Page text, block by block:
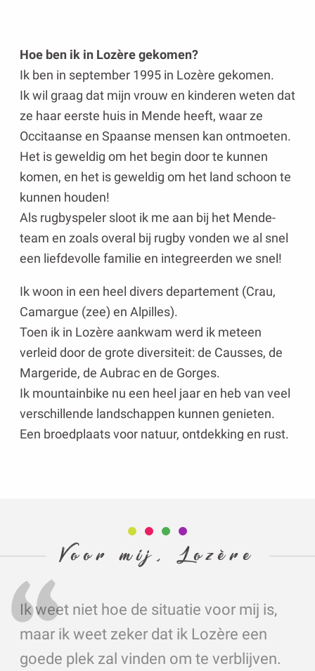
Hoe ben ik in Lozère gekomen?
Ik ben in september 1995 in Lozère gekomen.
Ik wil graag dat mijn vrouw en kinderen weten dat
ze haar eerste huis in Mende heeft, waar ze
Occitaanse en Spaanse mensen kan ontmoeten.
Het is geweldig om het begin door te kunnen
komen, en het is geweldig om het land schoon te
kunnen houden!
Als rugbyspeler sloot ik me aan bij het Mende-
team en zoals overal bij rugby vonden we al snel
een liefdevolle familie en integreerden we snel!
Ik woon in een heel divers departement (Crau,
Camargue (zee) en Alpilles).
Toen ik in Lozère aankwam werd ik meteen
verleid door de grote diversiteit: de Causses, de
Margeride, de Aubrac en de Gorges.
Ik mountainbike nu een heel jaar en heb van veel
verschillende landschappen kunnen genieten.
Een broedplaats voor natuur, ontdekking en rust.
Voor mij, Lozère
Ik weet niet hoe de situatie voor mij is,
maar ik weet zeker dat ik Lozère een
goede plek zal vinden om te verblijven.